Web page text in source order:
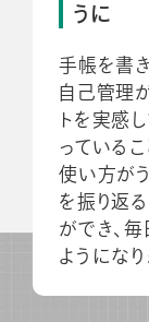
うに
手帳を書
自己管理
トを実感
っている
使い方が
を振り返
ができ、
ようになり